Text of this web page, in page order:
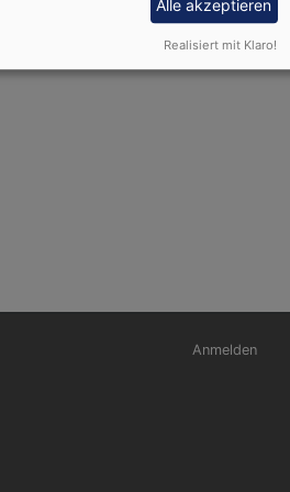
Benutzermenü
Anmelden
Alle akzeptieren
Realisiert mit Klaro!